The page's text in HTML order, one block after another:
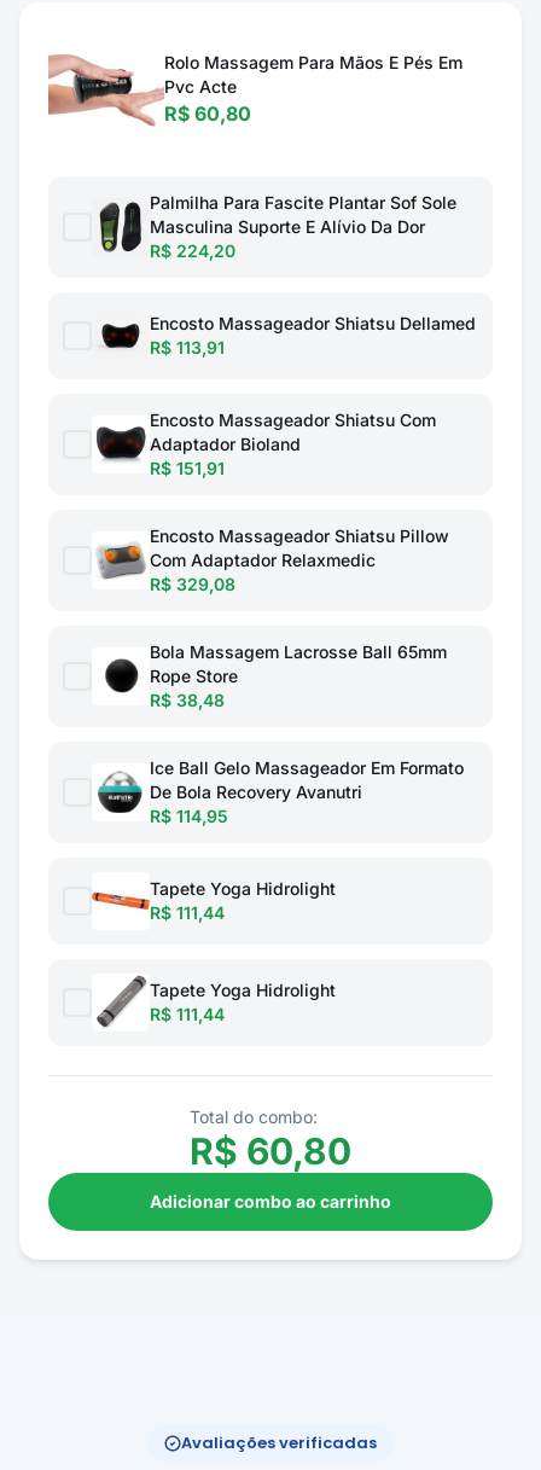
Rolo Massagem Para Mãos E Pés Em
Pvc Acte
R$ 60,80
Palmilha Para Fascite Plantar Sof Sole
Masculina Suporte E Alívio Da Dor
R$ 224,20
Encosto Massageador Shiatsu Dellamed
R$ 113,91
Encosto Massageador Shiatsu Com
Adaptador Bioland
R$ 151,91
Encosto Massageador Shiatsu Pillow
Com Adaptador Relaxmedic
R$ 329,08
Bola Massagem Lacrosse Ball 65mm
Rope Store
R$ 38,48
Ice Ball Gelo Massageador Em Formato
De Bola Recovery Avanutri
R$ 114,95
Tapete Yoga Hidrolight
R$ 111,44
Tapete Yoga Hidrolight
R$ 111,44
Total do combo:
R$ 60,80
Adicionar combo ao carrinho
Avaliações verificadas